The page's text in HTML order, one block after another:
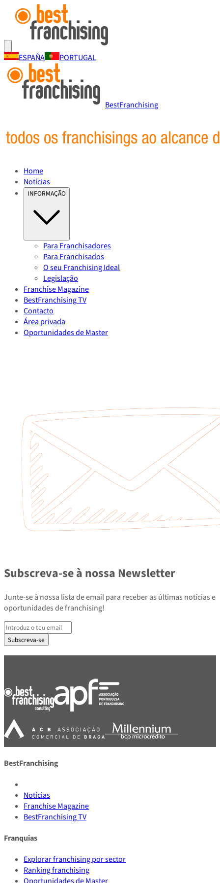
ESPAÑA PORTUGAL
BestFranchising
Home
Notícias
INFORMAÇÃO
Para Franchisadores
Para Franchisados
O seu Franchising Ideal
Legislação
Franchise Magazine
BestFranchising TV
Contacto
Área privada
Oportunidades de Master
Subscreva-se à nossa Newsletter
Junte-se à nossa lista de email para receber as últimas notícias e
oportunidades de franchising!
Subscreva-se
BestFranchising
Notícias
Franchise Magazine
BestFranchising TV
Franquias
Explorar franchising por sector
Ranking franchising